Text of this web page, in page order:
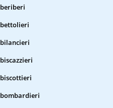
beriberi
bettolieri
bilancieri
biscazzieri
biscottieri
bombardieri